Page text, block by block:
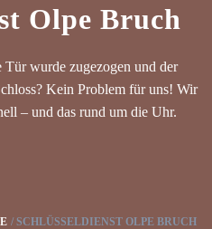
Olpe Bruch
Tür wurde zugezogen und der
Kein Problem für uns! Wir
– und das rund um die Uhr.
SCHLÜSSELDIENST OLPE BRUCH